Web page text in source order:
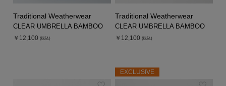
Traditional Weatherwear
CLEAR UMBRELLA BAMBOO
￥12,100 (税込)
Traditional Weatherwear
CLEAR UMBRELLA BAMBOO
￥12,100 (税込)
EXCLUSIVE